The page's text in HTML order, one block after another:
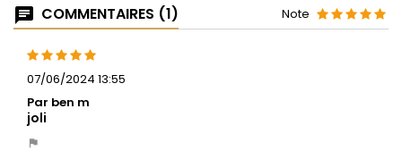
COMMENTAIRES (1) Note
07/06/2024 13:55
Par ben m
joli